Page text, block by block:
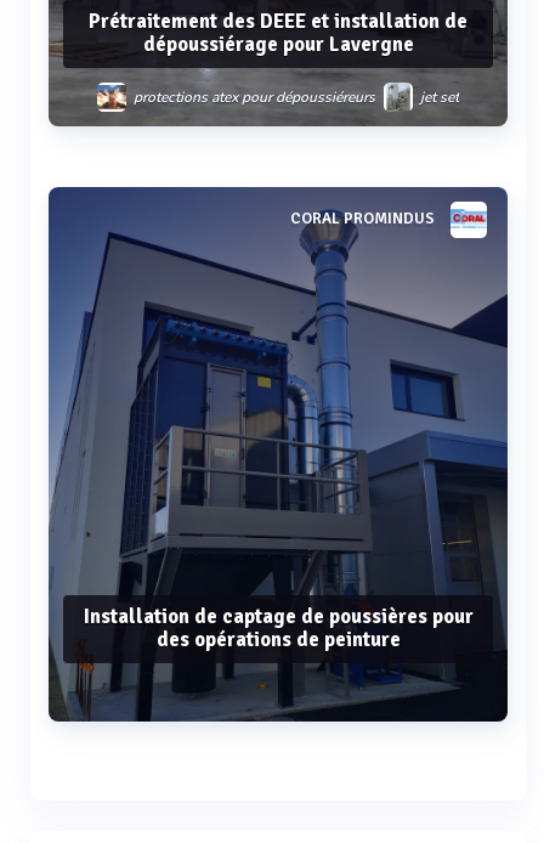
Prétraitement des DEEE et installation de
dépoussiérage pour Lavergne
protections atex pour dépoussiéreurs jet set
Voir plusCORAL PROMINDUS
Installation de captage de poussières pour
des opérations de peinture